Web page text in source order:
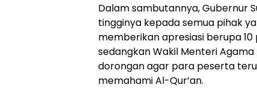
Dalam sambutannya, Gubernur
tingginya kepada semua pihak
memberikan apresiasi berupa
sedangkan Wakil Menteri
dorongan agar para peserta
memahami Al-Qur’an.